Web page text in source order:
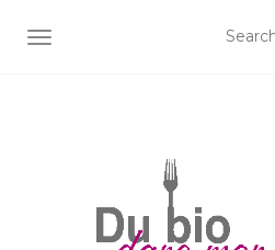
AFFICHER/MASQUER LA